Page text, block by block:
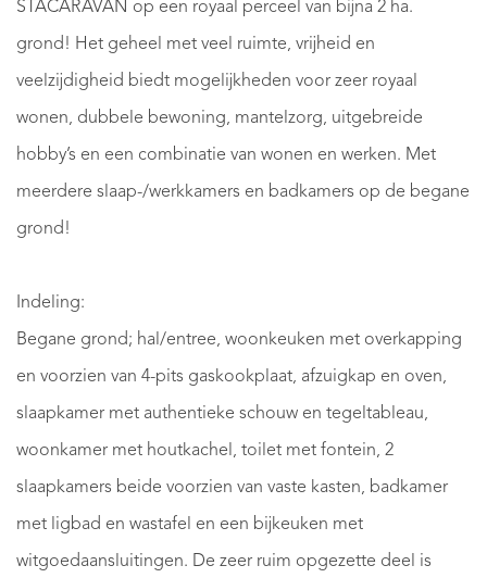
STACARAVAN op een royaal perceel van bijna 2 ha.
grond! Het geheel met veel ruimte, vrijheid en
veelzijdigheid biedt mogelijkheden voor zeer royaal
wonen, dubbele bewoning, mantelzorg, uitgebreide
hobby’s en een combinatie van wonen en werken. Met
meerdere slaap-/werkkamers en badkamers op de begane
grond!
Indeling:
Begane grond; hal/entree, woonkeuken met overkapping
en voorzien van 4-pits gaskookplaat, afzuigkap en oven,
slaapkamer met authentieke schouw en tegeltableau,
woonkamer met houtkachel, toilet met fontein, 2
slaapkamers beide voorzien van vaste kasten, badkamer
met ligbad en wastafel en een bijkeuken met
witgoedaansluitingen. De zeer ruim opgezette deel is